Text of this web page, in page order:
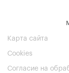
Карта сайта
Cookies
Согласие на